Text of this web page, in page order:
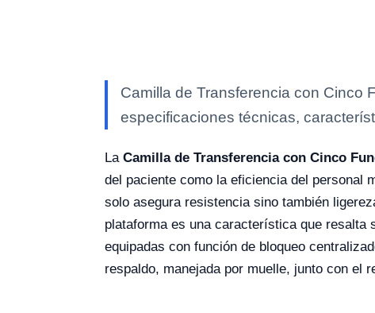
Camilla de Transferencia con
especificaciones técnicas,
La Camilla de Transferencia con Cinco
del paciente como la eficiencia del personal
solo asegura resistencia sino también
plataforma es una característica que resalta
equipadas con función de bloqueo
respaldo, manejada por muelle, junto con el